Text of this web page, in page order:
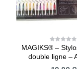
0
out
of
MAGIKS® –
double ligne –